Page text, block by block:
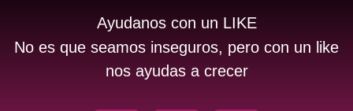
Ayudanos con un LIKE
No es que seamos inseguros, pero con un like
nos ayudas a crecer